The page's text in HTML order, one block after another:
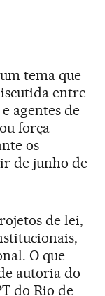
tema que
entre
agentes de
força
os
de junho de
de lei,
O que
autoria do
do Rio de